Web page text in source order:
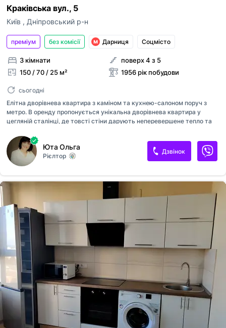
Краківська вул., 5
Київ , Дніпровський р-н
преміум без комісії Дарниця Соцмісто
3 кімнати
150 / 70 / 25 м²
поверх 4 з 5
1956 рік побудови
сьогодні
Елітна дворівнева квартира з каміном та кухнею-салоном поруч з
метро. В оренду пропонується унікальна дворівнева квартира у
цегляній сталінці, де товсті стіни дарують неперевершене тепло та
неокласичному стилі, поєднуючи елегантність архітектури минулого
та комфорт сучасного життя. Простір і атмосфера: • 3 просторі
кімнати, у одній з яких розташований камін та домашній кінотеатр,
що створює атмосферу справжнього релаксу вечорами. • Кухня-
салон із великим обіднім столом — ідеальне місце для світлих
сніданків та стильних прийомів гостей. • Два зручні санвузли: ванна
кімната з вікном та душова кабіна з гідромасажем, що перетворюють
ру...
Юта Ольга
Рієлтор
Дзвінок